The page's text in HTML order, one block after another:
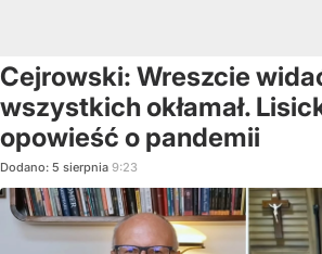
Cejrowski: Wreszcie
wszystkich okłamał.
opowieść o pandemii
Dodano: 5 sierpnia 9:23